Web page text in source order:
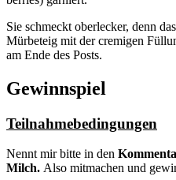
Sie schmeckt oberlecker, denn
Mürbeteig mit der cremigen
am Ende des Posts.
Gewinnspiel
Teilnahmebedingungen
Nennt mir bitte in den
Milch. Also mitmachen und